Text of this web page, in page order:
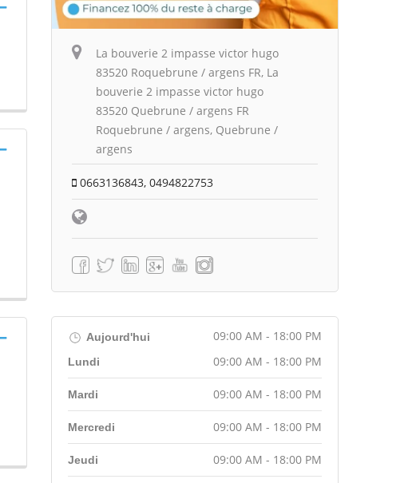
La bouverie 2 impasse victor hugo
83520 Roquebrune / argens FR, La
bouverie 2 impasse victor hugo
83520 Quebrune / argens FR
Roquebrune / argens, Quebrune /
argens
0663136843, 0494822753
Aujourd'hui 09:00 AM - 18:00 PM
Lundi 09:00 AM - 18:00 PM
Mardi 09:00 AM - 18:00 PM
Mercredi 09:00 AM - 18:00 PM
Jeudi 09:00 AM - 18:00 PM